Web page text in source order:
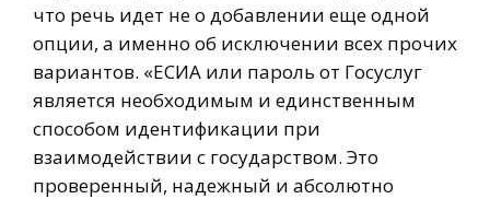
что речь идет не о добавлении еще одной
опции, а именно об исключении всех прочих
вариантов. «ЕСИА или пароль от Госуслуг
является необходимым и единственным
способом идентификации при
взаимодействии с государством. Это
проверенный, надежный и абсолютно